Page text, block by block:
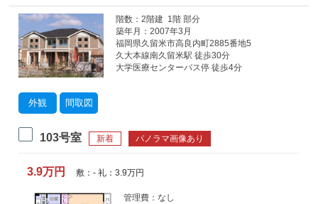
外観 間取図
階数：2階建 1階 部分
築年月：2007年3月
福岡県久留米市高良内町2885番地5
久大本線南久留米駅 徒歩30分
大学医療センターバス停 徒歩4分
103号室 新着 パノラマ画像あり
3.9万円 敷：- 礼：3.9万円
管理費：なし